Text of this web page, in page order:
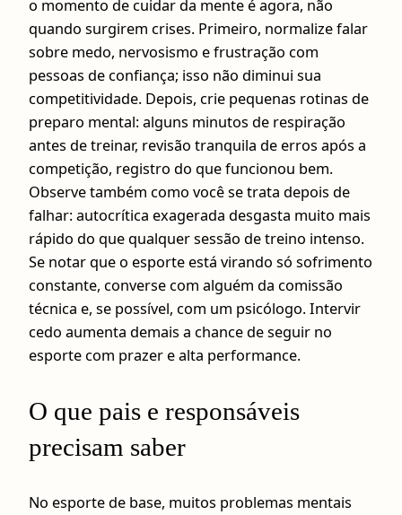
o momento de cuidar da mente é agora, não
quando surgirem crises. Primeiro, normalize falar
sobre medo, nervosismo e frustração com
pessoas de confiança; isso não diminui sua
competitividade. Depois, crie pequenas rotinas de
preparo mental: alguns minutos de respiração
antes de treinar, revisão tranquila de erros após a
competição, registro do que funcionou bem.
Observe também como você se trata depois de
falhar: autocrítica exagerada desgasta muito mais
rápido do que qualquer sessão de treino intenso.
Se notar que o esporte está virando só sofrimento
constante, converse com alguém da comissão
técnica e, se possível, com um psicólogo. Intervir
cedo aumenta demais a chance de seguir no
esporte com prazer e alta performance.
O que pais e responsáveis
precisam saber
No esporte de base, muitos problemas mentais